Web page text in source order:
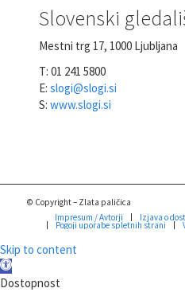
Slovenski
Mestni trg 17, 1000 Ljubljana
T: 01 241 5800
E: slogi@slogi.si
S: www.slogi.si
© Copyright – Zlata paličica
Impresum / Avtorji
Izjava o
Pogoji uporabe spletnih strani
Skip to content
Open
toolbar
Dostopnost